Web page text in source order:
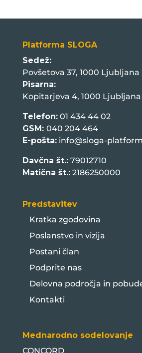
Platforma SLOGA
Sedež:
Povšetova 37, 1000 Ljubljana
Pisarna:
Kopitarjeva 4, 1000 Ljubljana
Telefon:01 434 44 02
GSM: 040 204 464
E-pošta: info@sloga-
Davčna št.:79012710
Matična št.:2186250000
Predstavitev
Kratka zgodovina
Poslanstvo in vizija
Postani član
Podprite nas
Delovna področja in
Kontakti
Mednarodno sodelovanje
CONCORD